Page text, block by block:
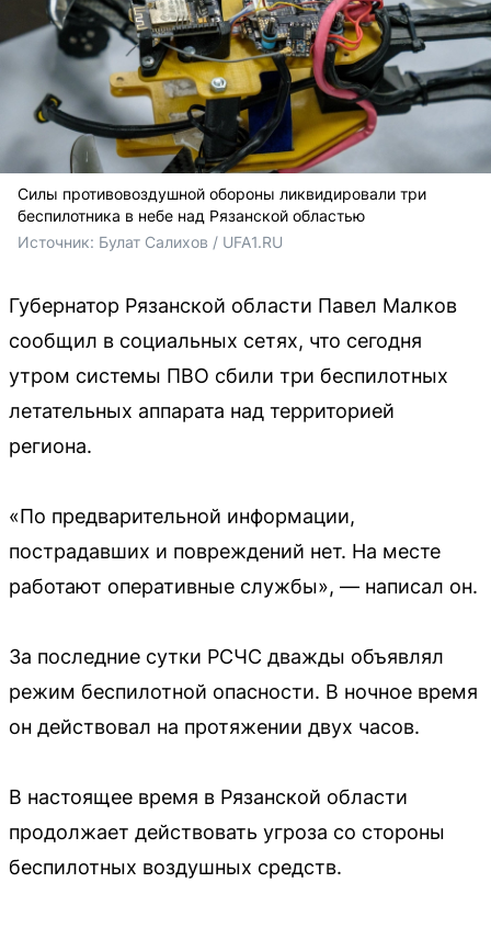
Силы противовоздушной обороны ликвидировали три
беспилотника в небе над Рязанской областью
Источник: Булат Салихов / UFA1.RU
Губернатор Рязанской области Павел Малков
сообщил в социальных сетях, что сегодня
утром системы ПВО сбили три беспилотных
летательных аппарата над территорией
региона.
«По предварительной информации,
пострадавших и повреждений нет. На месте
работают оперативные службы», — написал он.
За последние сутки РСЧС дважды объявлял
режим беспилотной опасности. В ночное время
он действовал на протяжении двух часов.
В настоящее время в Рязанской области
продолжает действовать угроза со стороны
беспилотных воздушных средств.